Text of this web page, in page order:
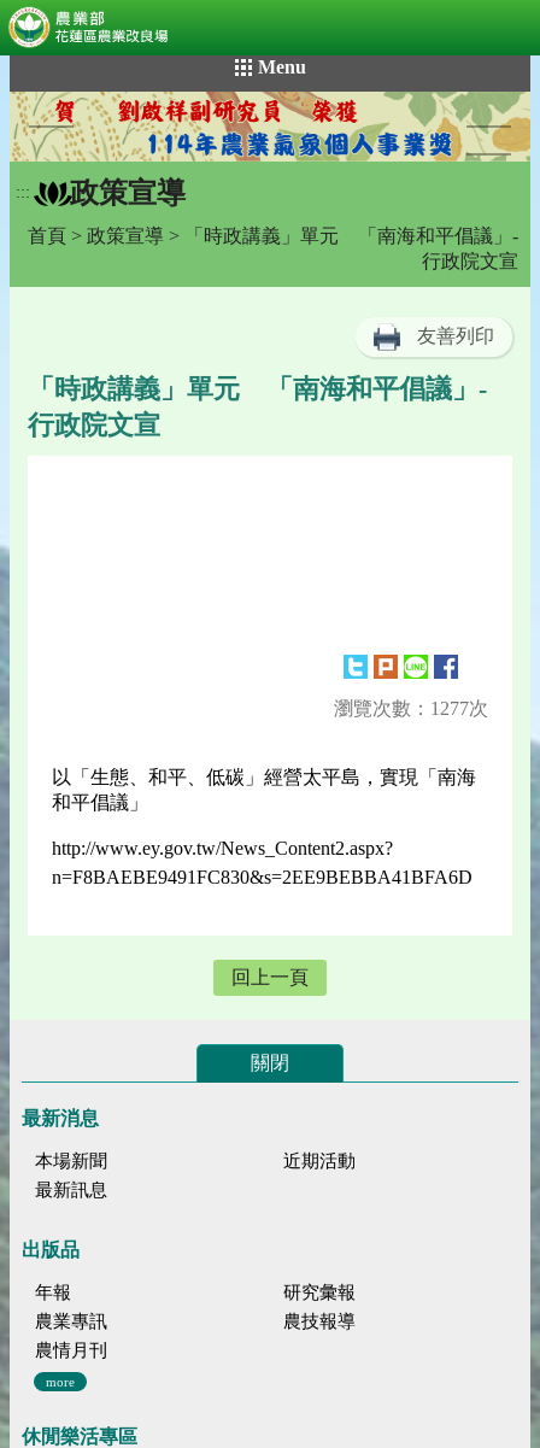
到
主
要
內
容
Menu
::: 政策宣導
首頁 > 政策宣導 > 「時政講義」單元 「南海和平倡議」-
行政院文宣
友善列印
「時政講義」單元 「南海和平倡議」-
行政院文宣
瀏覽次數：1277次
以「生態、和平、低碳」經營太平島，實現「南海
和平倡議」
http://www.ey.gov.tw/News_Content2.aspx?
n=F8BAEBE9491FC830&s=2EE9BEBBA41BFA6D
回上一頁
關閉
最新消息
本場新聞
近期活動
最新訊息
出版品
年報
研究彙報
農業專訊
農技報導
農情月刊
more
休閒樂活專區